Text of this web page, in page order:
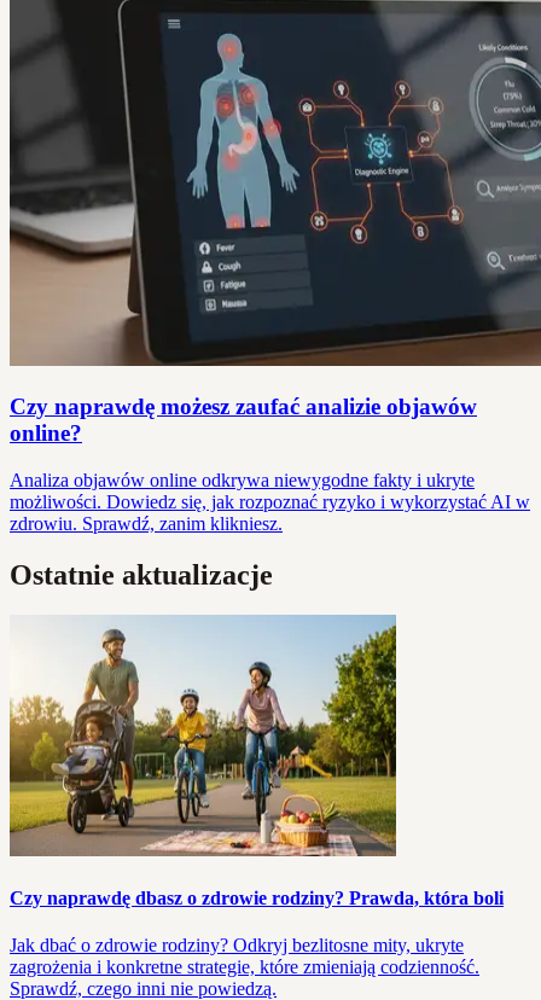
Czy naprawdę możesz zaufać analizie objawów
online?
Analiza objawów online odkrywa niewygodne fakty i ukryte
możliwości. Dowiedz się, jak rozpoznać ryzyko i wykorzystać AI w
zdrowiu. Sprawdź, zanim klikniesz.
Ostatnie aktualizacje
Czy naprawdę dbasz o zdrowie rodziny? Prawda, która boli
Jak dbać o zdrowie rodziny? Odkryj bezlitosne mity, ukryte
zagrożenia i konkretne strategie, które zmieniają codzienność.
Sprawdź, czego inni nie powiedzą.